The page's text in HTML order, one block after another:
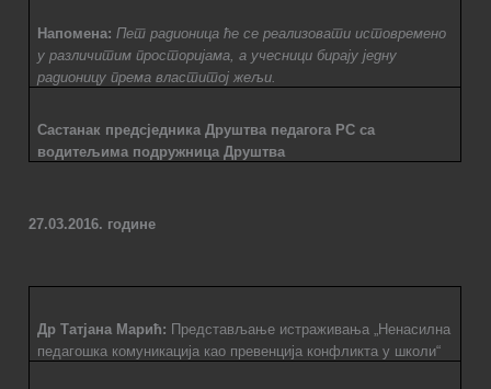
Напомена: Пет радионица ће се реализовати истовремено
у различитим просторијама, а учесници бирају једну
радионицу према властитој жељи.
Састанак предсједника Друштва педагога РС са
водитељима подружница Друштва
27.03.2016. године
Др Татјана Марић: Представљање истраживања „Ненасилна
педагошка комуникација као превенција конфликта у школи“